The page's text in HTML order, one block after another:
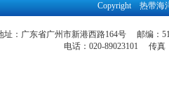
Copyright 热带海
址：广东省广州市新港西路164号 邮编：
电话：020-89023101 传真